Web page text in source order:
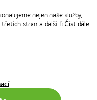
nejen naše služby,
třetích stran a další formy
změnit v zápatí stránky v
jak se soubory cookies a
uplatnění vašich práv,
Číst dále
o